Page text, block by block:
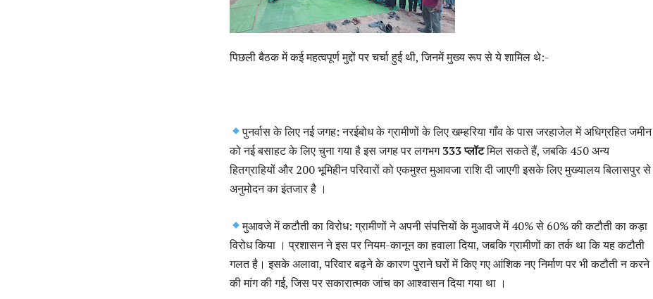
पिछली बैठक में कई महत्वपूर्ण मुद्दों पर चर्चा हुई थी, जिनमें मुख्य रूप से ये शामिल थे:-
पुनर्वास के लिए नई जगह: नरईबोध के ग्रामीणों के लिए खम्हरिया गाँव के पास जरहाजेल में अधिग्रहित जमीन
को नई बसाहट के लिए चुना गया है इस जगह पर लगभग333 प्लॉटमिल सकते हैं, जबकि 450 अन्य
हितग्राहियों और 200 भूमिहीन परिवारों को एकमुश्त मुआवजा राशि दी जाएगी इसके लिए मुख्यालय बिलासपुर से
अनुमोदन का इंतजार है ।
मुआवजे में कटौती का विरोध: ग्रामीणों ने अपनी संपत्तियों के मुआवजे में 40% से 60% की कटौती का कड़ा
विरोध किया । प्रशासन ने इस पर नियम-कानून का हवाला दिया, जबकि ग्रामीणों का तर्क था कि यह कटौती
गलत है। इसके अलावा, परिवार बढ़ने के कारण पुराने घरों में किए गए आंशिक नए निर्माण पर भी कटौती न करने
की मांग की गई, जिस पर सकारात्मक जांच का आश्वासन दिया गया था ।